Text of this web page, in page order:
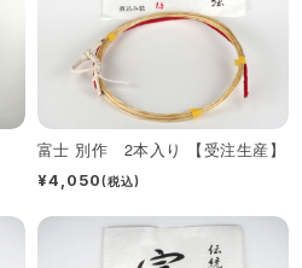
富士 別作 2本入り 【受注生産】
¥4,050(税込)